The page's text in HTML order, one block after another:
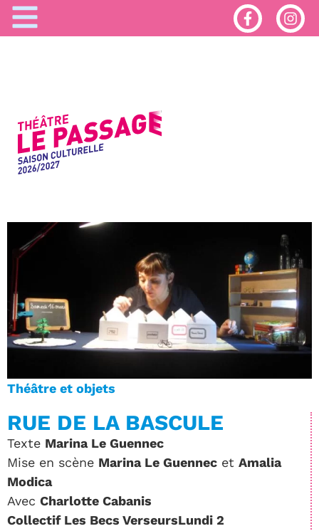
Théâtre et objets
RUE DE LA BASCULE
Texte Marina Le Guennec
Mise en scène Marina Le Guennec et Amalia
Modica
Avec Charlotte Cabanis
Collectif Les Becs VerseursLundi 2